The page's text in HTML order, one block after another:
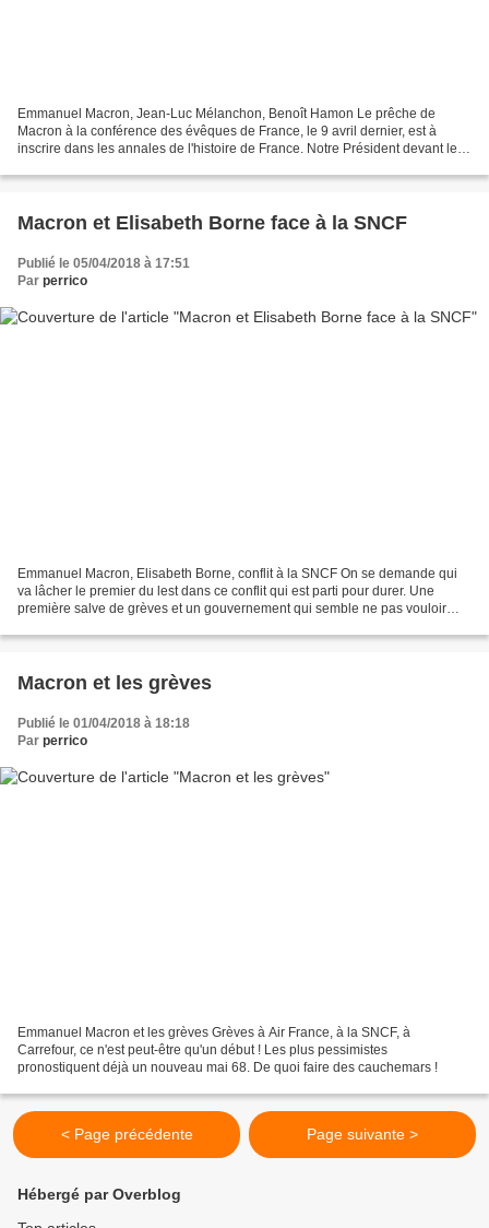
Emmanuel Macron, Jean-Luc Mélanchon, Benoît Hamon Le prêche de
Macron à la conférence des évêques de France, le 9 avril dernier, est à
inscrire dans les annales de l'histoire de France. Notre Président devant le
Macron et Elisabeth Borne face à la SNCF
Publié le 05/04/2018 à 17:51
Par perrico
Emmanuel Macron, Elisabeth Borne, conflit à la SNCF On se demande qui
va lâcher le premier du lest dans ce conflit qui est parti pour durer. Une
première salve de grèves et un gouvernement qui semble ne pas vouloir
Macron et les grèves
Publié le 01/04/2018 à 18:18
Par perrico
Emmanuel Macron et les grèves Grèves à Air France, à la SNCF, à
Carrefour, ce n'est peut-être qu'un début ! Les plus pessimistes
pronostiquent déjà un nouveau mai 68. De quoi faire des cauchemars !
< Page précédente Page suivante >
Hébergé par Overblog